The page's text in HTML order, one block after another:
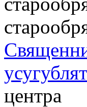
центра